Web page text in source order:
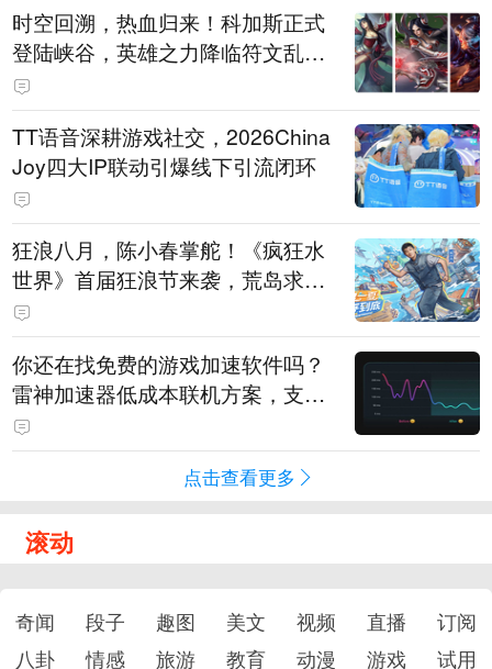
时空回溯，热血归来！科加斯正式
登陆峡谷，英雄之力降临符文乱
斗！
TT语音深耕游戏社交，2026China
Joy四大IP联动引爆线下引流闭环
狂浪八月，陈小春掌舵！《疯狂水
世界》首届狂浪节来袭，荒岛求生
直播即将开启
你还在找免费的游戏加速软件吗？
雷神加速器低成本联机方案，支持
免费试用
点击查看更多
滚动
奇闻 段子 趣图 美文 视频 直播
订阅
八卦
情感 旅游 教育 动漫 游戏 试用